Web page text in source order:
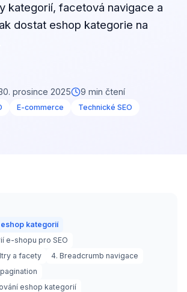
kategorií, facetová navigace a
dostat eshop kategorie na
prosince 2025 9 min čtení
E-commerce Technické SEO
eshop kategorií
e-shopu pro SEO
a facety
4. Breadcrumb navigace
eshop kategorií